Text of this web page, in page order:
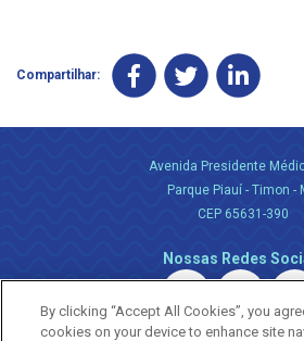
Compartilhar:
Avenida Presidente
Parque Piauí - Timon -
CEP 65631-390
Nossas Redes
By clicking “Accept All Cookies”, you
cookies on your device to enhance site